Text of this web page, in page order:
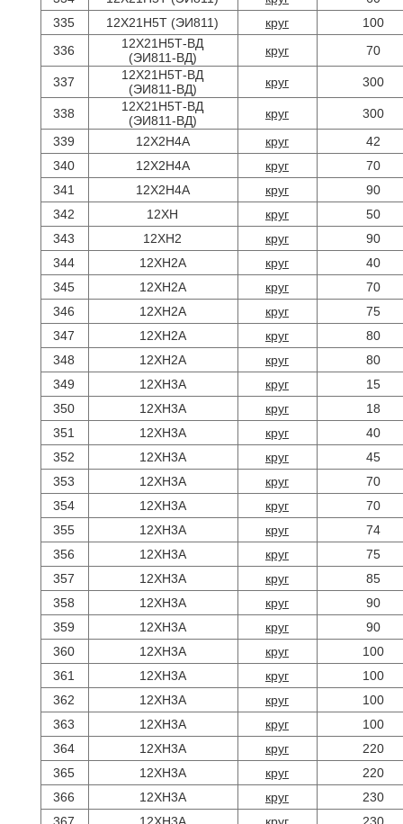
335
12Х21Н5Т (ЭИ811) круг
100
336
12Х21Н5Т-ВД
(ЭИ811-ВД)
круг 70
337
12Х21Н5Т-ВД
(ЭИ811-ВД)
круг 300
338
12Х21Н5Т-ВД
(ЭИ811-ВД)
круг
300
339
12Х2Н4А круг
42
340
12Х2Н4А круг
70
341
12Х2Н4А круг
90
342
12ХН круг
50
343
12ХН2 круг
90
344
12ХН2А круг
40
345
12ХН2А круг
70
346
12ХН2А круг
75
347
12ХН2А круг
80
348
12ХН2А круг
80
349
12ХН3А круг
15
350
12ХН3А круг
18
351
12ХН3А круг
40
352
12ХН3А круг
45
353
12ХН3А круг
70
354
12ХН3А круг
70
355
12ХН3А круг
74
356
12ХН3А круг
75
357
12ХН3А круг
85
358
12ХН3А круг
90
359
12ХН3А круг
90
360
12ХН3А круг
100
361
12ХН3А круг
100
362
12ХН3А круг
100
363
12ХН3А круг
100
364
12ХН3А круг
220
365
12ХН3А круг
220
366
12ХН3А круг
230